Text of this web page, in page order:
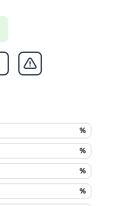
%
%
%
%